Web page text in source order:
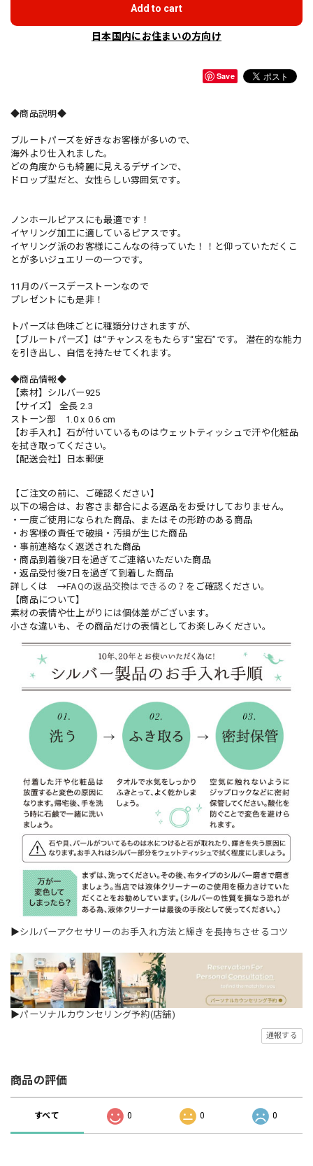
Add to cart
日本国内にお住まいの方向け
Save
◆商品説明◆
ブルートパーズを好きなお客様が多いので、
海外より仕入れました。
どの角度からも綺麗に見えるデザインで、
ドロップ型だと、女性らしい雰囲気です。
ノンホールピアスにも最適です！
イヤリング加工に適しているピアスです。
イヤリング派のお客様にこんなの待っていた！！と仰っていただくこ
とが多いジュエリーの一つです。
11月のバースデーストーンなので
プレゼントにも是非！
トパーズは色味ごとに種類分けされますが、
【ブルートパーズ】は“チャンスをもたらす“宝石”です。 潜在的な能力
を引き出し、自信を持たせてくれます。
◆商品情報◆
【素材】シルバー925
【サイズ】 全長 2.3
ストーン部 1.0 x 0.6 cm
【お手入れ】石が付いているものはウェットティッシュで汗や化粧品
を拭き取ってください。
【配送会社】日本郵便
【ご注文の前に、ご確認ください】
以下の場合は、お客さま都合による返品をお受けしておりません。
・一度ご使用になられた商品、またはその形跡のある商品
・お客様の責任で破損・汚損が生じた商品
・事前連絡なく返送された商品
・商品到着後7日を過ぎてご連絡いただいた商品
・返品受付後7日を過ぎて到着した商品
詳しくは →FAQの返品交換はできるの？ をご確認ください。
【商品について】
素材の表情や仕上がりには個体差がございます。
小さな違いも、その商品だけの表情としてお楽しみください。
▶シルバーアクセサリーのお手入れ方法と輝きを長持ちさせるコツ
▶パーソナルカウンセリング予約(店舗)
通報する
商品の評価
すべて 0 0 0